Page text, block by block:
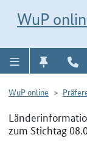
WuP
WuP online
zum Stichtag